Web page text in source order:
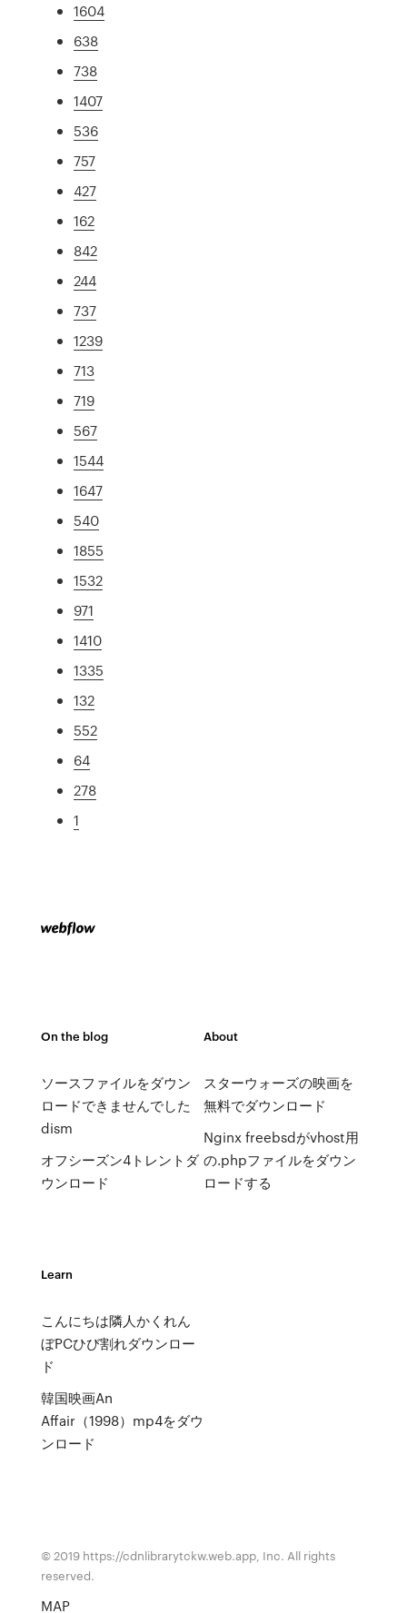
1604
638
738
1407
536
757
427
162
842
244
737
1239
713
719
567
1544
1647
540
1855
1532
971
1410
1335
132
552
64
278
1
On the blog
ソースファイルをダウン
ロードできませんでした
dism
オフシーズン4トレントダ
ウンロード
About
スターウォーズの映画を
無料でダウンロード
Nginx freebsdがvhost用
の.phpファイルをダウン
ロードする
Learn
こんにちは隣人かくれん
ぼPCひび割れダウンロー
ド
韓国映画An
Affair（1998）mp4をダウ
ンロード
© 2019 https://cdnlibrarytckw.web.app, Inc. All rights
reserved.
MAP